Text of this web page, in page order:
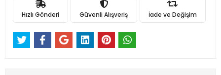
Hızlı Gönderi Güvenli Alışveriş İade ve Değişim